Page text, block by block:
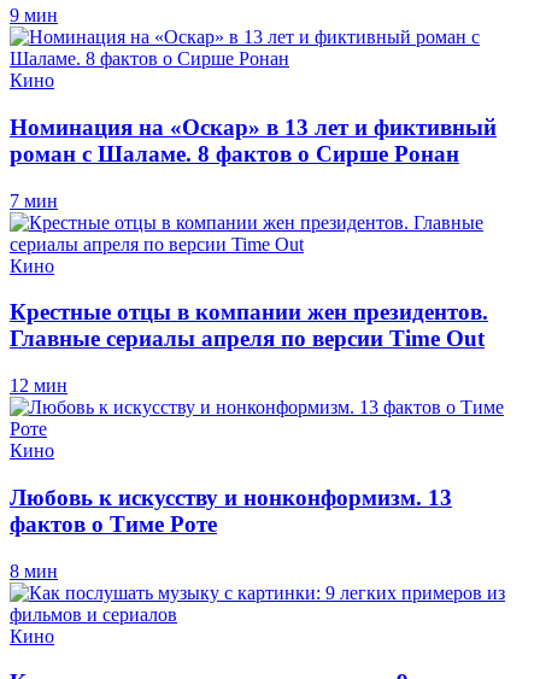
9 мин
Кино
Номинация на «Оскар» в 13 лет и фиктивный
роман с Шаламе. 8 фактов о Сирше Ронан
7 мин
Кино
Крестные отцы в компании жен президентов.
Главные сериалы апреля по версии Time Out
12 мин
Кино
Любовь к искусству и нонконформизм. 13
фактов о Тиме Роте
8 мин
Кино